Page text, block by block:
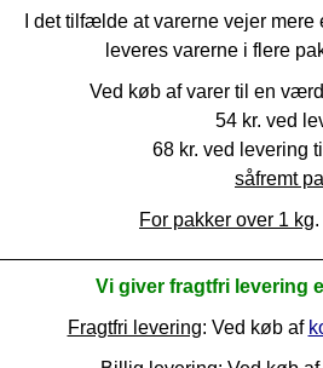
I det tilfælde at varerne vejer
leveres varerne i flere
Ved køb af varer til en
54 kr. ved
68 kr. ved levering
såfremt
For pakker over 1 kg
Vi giver fragtfri levering
Fragtfri levering: Ved køb af